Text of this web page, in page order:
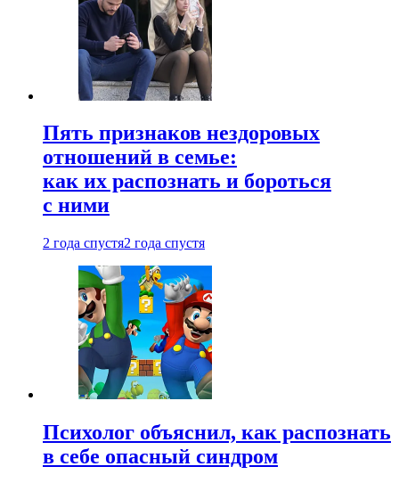
Пять признаков нездоровых
отношений в семье:
как их распознать и бороться
с ними
2 года спустя2 года спустя
Психолог объяснил, как распознать
в себе опасный синдром